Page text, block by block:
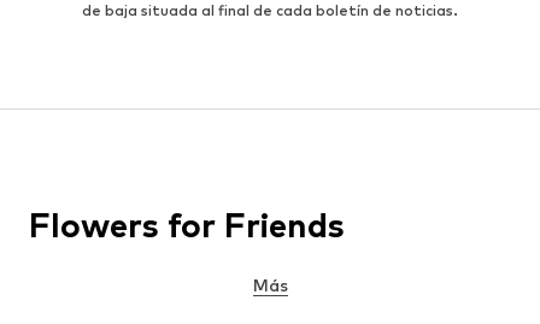
de baja situada al final de cada boletín de noticias.
Flowers for Friends
Más